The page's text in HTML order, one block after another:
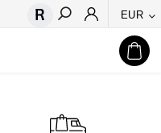
EUR
Hľadať